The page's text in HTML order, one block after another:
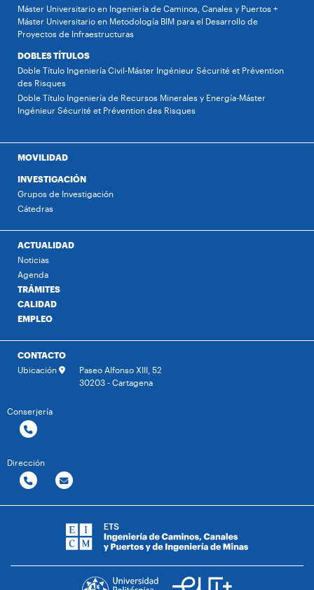
Máster Universitario en Ingeniería de Caminos, Canales y Puertos +
Máster Universitario en Metodología BIM para el Desarrollo de
Proyectos de Infraestructuras
DOBLES TÍTULOS
Doble Título Ingeniería Civil-Máster Ingénieur Sécurité et Prévention
des Risques
Doble Título Ingeniería de Recursos Minerales y Energía-Máster
Ingénieur Sécurité et Prévention des Risques
MOVILIDAD
INVESTIGACIÓN
Grupos de Investigación
Cátedras
ACTUALIDAD
Noticias
Agenda
TRÁMITES
CALIDAD
EMPLEO
CONTACTO
Ubicación
Paseo Alfonso XIII, 52
30203 - Cartagena
Conserjería
Dirección